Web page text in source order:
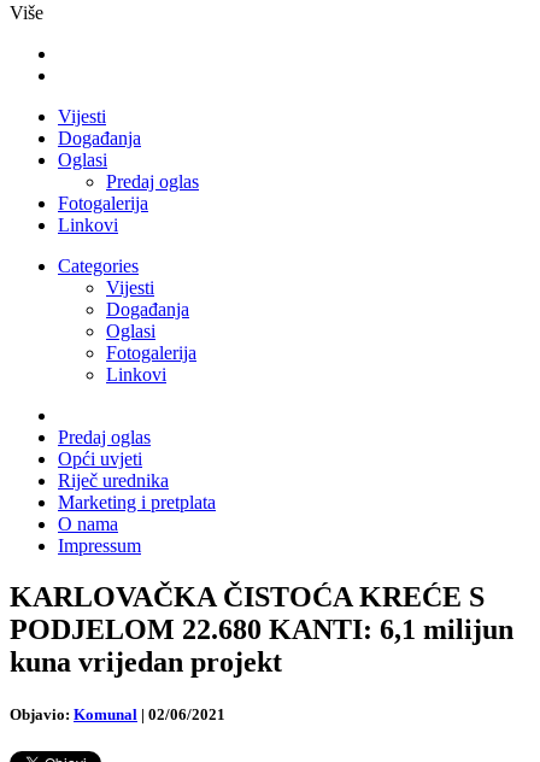
Više
Vijesti
Događanja
Oglasi
Predaj oglas
Fotogalerija
Linkovi
Categories
Vijesti
Događanja
Oglasi
Fotogalerija
Linkovi
Predaj oglas
Opći uvjeti
Riječ urednika
Marketing i pretplata
O nama
Impressum
KARLOVAČKA ČISTOĆA KREĆE S
PODJELOM 22.680 KANTI: 6,1 milijun
kuna vrijedan projekt
Objavio: Komunal | 02/06/2021